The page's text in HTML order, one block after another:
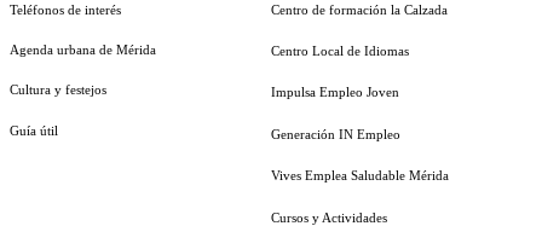
Teléfonos de interés
Agenda urbana de Mérida
Cultura y festejos
Guía útil
Centro de formación la Calzada
Centro Local de Idiomas
Impulsa Empleo Joven
Generación IN Empleo
Vives Emplea Saludable Mérida
Cursos y Actividades